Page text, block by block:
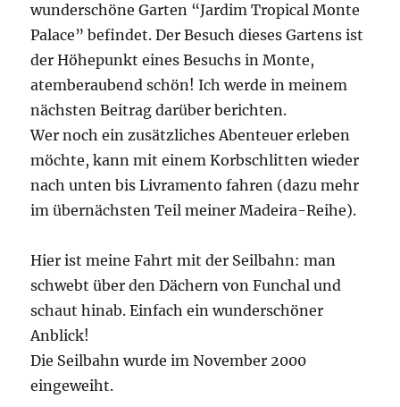
wunderschöne Garten “Jardim Tropical Monte
Palace” befindet. Der Besuch dieses Gartens ist
der Höhepunkt eines Besuchs in Monte,
atemberaubend schön! Ich werde in meinem
nächsten Beitrag darüber berichten.
Wer noch ein zusätzliches Abenteuer erleben
möchte, kann mit einem Korbschlitten wieder
nach unten bis Livramento fahren (dazu mehr
im übernächsten Teil meiner Madeira-Reihe).
Hier ist meine Fahrt mit der Seilbahn: man
schwebt über den Dächern von Funchal und
schaut hinab. Einfach ein wunderschöner
Anblick!
Die Seilbahn wurde im November 2000
eingeweiht.